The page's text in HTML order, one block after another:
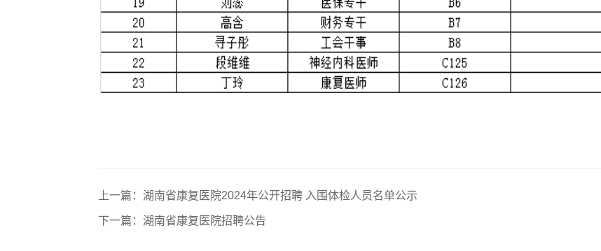
上一篇：湖南省康复医院2024年公开招聘 入围体检人员名单公示
下一篇：湖南省康复医院招聘公告